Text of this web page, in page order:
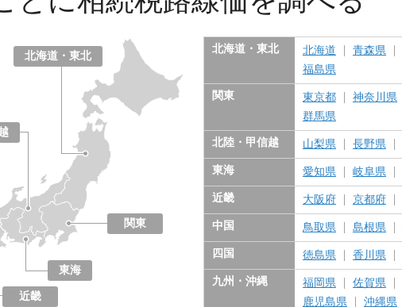
北海道・東北
関東
東海
愛知県
岐阜県
三重県
静岡県
近畿
北海道・東北 北海道 青森県
福島県
関東 東京都 神奈川県
群馬県
北陸・甲信越 山梨県 長野県
東海 愛知県 岐阜県
近畿 大阪府 京都府
中国 鳥取県 島根県
四国 徳島県 香川県
九州・沖縄 福岡県 佐賀県
鹿児島県
沖縄県